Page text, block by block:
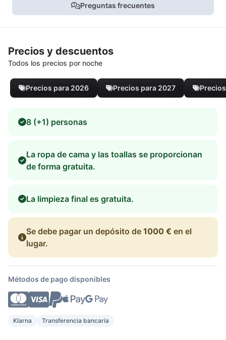
Preguntas frecuentes
Precios y descuentos
Todos los precios por noche
Precios para 2026 Precios para 2027
8 (+1) personas
La ropa de cama y las toallas se proporcionan
de forma gratuita.
La limpieza final es gratuita.
Se debe pagar un depósito de 1000 € en el
lugar.
Métodos de pago disponibles
Klarna Transferencia bancaria